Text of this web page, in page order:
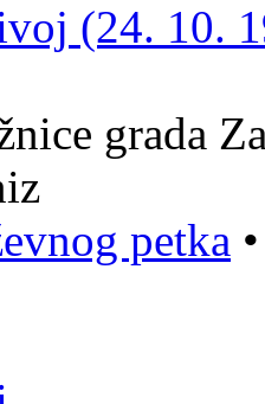
(24. 10.
grada
petka